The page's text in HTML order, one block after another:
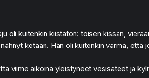
oli kuitenkin kiistaton: toisen kissan,
ketään. Hän oli kuitenkin varma, että
viime aikoina yleistyneet vesisateet ja